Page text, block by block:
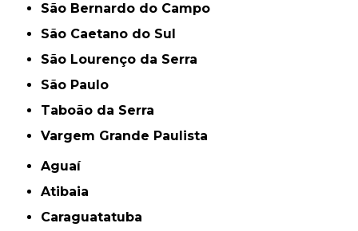
São Bernardo do Campo
São Caetano do Sul
São Lourenço da Serra
São Paulo
Taboão da Serra
Vargem Grande Paulista
Aguaí
Atibaia
Caraguatatuba